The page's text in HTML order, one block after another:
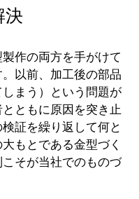
決
作の両方を手がけて
以前、加工後の部品
まう）という問題が
ともに原因を突き止
証を繰り返して何と
もとである金型づく
そが当社でのものづ